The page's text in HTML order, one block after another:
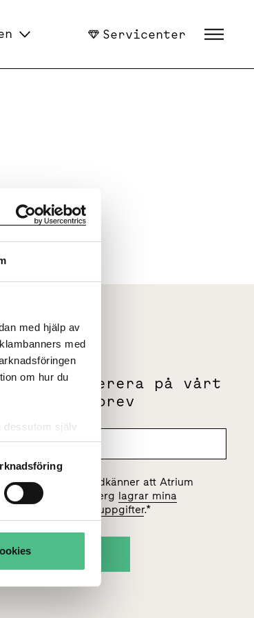
med hjälp av
med
om hur du
dessutom själv
Servicenter
Prenumerera på vårt
nyhetsbrev
Jag godkänner att Atrium
Ljungberg lagrar mina
personuppgifter.*